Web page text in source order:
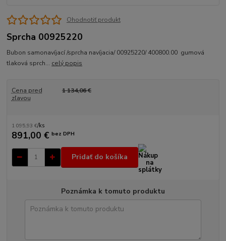
Ohodnotiť produkt
Sprcha 00925220
Bubon samonavíjací /sprcha navíjacia/ 00925220/ 400800.00 gumová
tlaková sprch... celý popis
Cena pred
zľavou
1 134,06 €
1 095,93 €/ks
891,00 € bez DPH
Pridať do košíka
Poznámka k tomuto produktu